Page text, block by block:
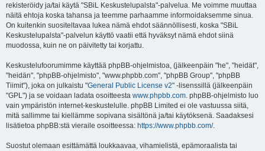
rekisteröidy ja/tai käytä "SBiL Keskustelupalsta"-palvelua. Me voimme muuttaa
näitä ehtoja koska tahansa ja teemme parhaamme informoidaksemme sinua.
On kuitenkin suositeltavaa lukea nämä ehdot säännöllisesti, koska "SBiL
Keskustelupalsta"-palvelun käyttö vaatii että hyväksyt nämä ehdot siinä
muodossa, kuin ne on päivitetty tai korjattu.
Keskustelufoorumimme käyttää phpBB-ohjelmistoa, (jälkeenpäin "he", "heidät",
"heidän", "phpBB-ohjelmisto", "www.phpbb.com", "phpBB Group", "phpBB
Tiimit"), joka on julkaistu "General Public License v2" -lisenssillä (jälkeenpäin
"GPL") ja se voidaan ladata osoitteesta www.phpbb.com. phpBB-ohjelmisto luo
vain ympäristön internet-keskustelulle. phpBB Limited ei ole vastuussa siitä,
mitä sallimme tai kiellämme sopivana sisältönä ja/tai käytöksenä. Saadaksesi
lisätietoa phpBB:stä vieraile osoitteessa: https://www.phpbb.com/.
Suostut olemaan esittämättä loukkaavaa, vihamielistä, epämoraalista tai